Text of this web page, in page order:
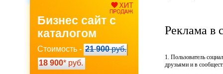
Бизнес сайт с
каталогом
Стоимость - 21 900руб.
18 900* руб.
Реклама в
1. Пользователь
друзьями и в